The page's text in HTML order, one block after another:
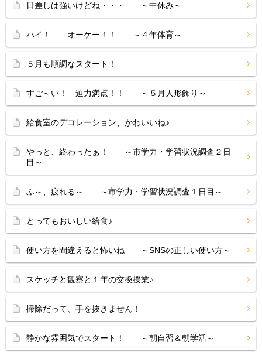
日差しは強いけどね・・・ ～中休み～
ハイ！ オーケー！！ ～４年体育～
５月も順調なスタート！
すご～い！ 迫力満点！！ ～５月人形飾り～
給食室のデコレーション、かわいいね♪
やっと、終わったぁ！ ～市学力・学習状況調査２日
目～
ふ～、疲れる～ ～市学力・学習状況調査１日目～
とってもおいしい給食♪
使い方を間違えると怖いね ～SNSの正しい使い方～
スケッチと観察と１年の交換授業♪
掃除だって、手を抜きません！
静かな雰囲気でスタート！ ～朝自習＆朝学活～